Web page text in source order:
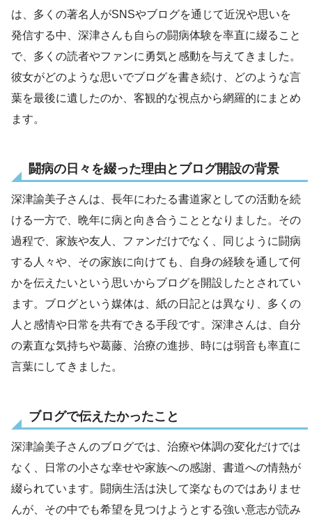
は、多くの著名人がSNSやブログを通じて近況や思いを
発信する中、深津さんも自らの闘病体験を率直に綴ること
で、多くの読者やファンに勇気と感動を与えてきました。
彼女がどのような思いでブログを書き続け、どのような言
葉を最後に遺したのか、客観的な視点から網羅的にまとめ
ます。
闘病の日々を綴った理由とブログ開設の背景
深津諭美子さんは、長年にわたる書道家としての活動を続
ける一方で、晩年に病と向き合うこととなりました。その
過程で、家族や友人、ファンだけでなく、同じように闘病
する人々や、その家族に向けても、自身の経験を通して何
かを伝えたいという思いからブログを開設したとされてい
ます。ブログという媒体は、紙の日記とは異なり、多くの
人と感情や日常を共有できる手段です。深津さんは、自分
の素直な気持ちや葛藤、治療の進捗、時には弱音も率直に
言葉にしてきました。
ブログで伝えたかったこと
深津諭美子さんのブログでは、治療や体調の変化だけでは
なく、日常の小さな幸せや家族への感謝、書道への情熱が
綴られています。闘病生活は決して楽なものではありませ
んが、その中でも希望を見つけようとする強い意志が読み